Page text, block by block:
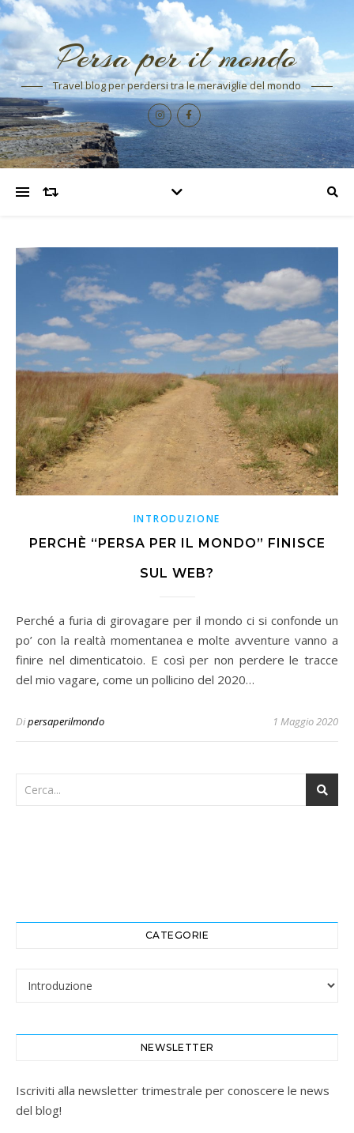
Persa per il mondo
Travel blog per perdersi tra le meraviglie del mondo
INTRODUZIONE
PERCHÈ “PERSA PER IL MONDO” FINISCE
SUL WEB?
Perché a furia di girovagare per il mondo ci si confonde un
po’ con la realtà momentanea e molte avventure vanno a
finire nel dimenticatoio. E così per non perdere le tracce
del mio vagare, come un pollicino del 2020…
Dipersaperilmondo 1 Maggio 2020
CATEGORIE
Categorie
NEWSLETTER
Iscriviti alla newsletter trimestrale per conoscere le news
del blog!